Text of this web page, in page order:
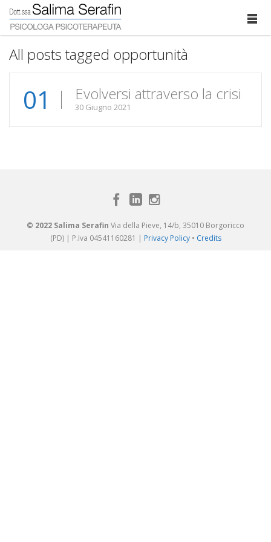
All posts tagged opportunità
01 Evolversi attraverso la crisi
30 Giugno 2021
© 2022 Salima Serafin Via della Pieve, 14/b, 35010 Borgoricco
(PD) | P.Iva 04541160281 | Privacy Policy• Credits